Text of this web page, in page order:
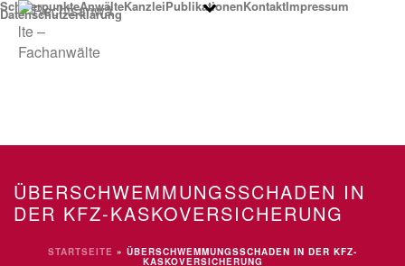
SchwerpunkteAnwälteKanzleiPublikationenKontaktImpressum
Datenschutzerklärung
ÜBERSCHWEMMUNGSSCHADEN IN
DER KFZ-KASKOVERSICHERUNG
STARTSEITE » ÜBERSCHWEMMUNGSSCHADEN IN DER KFZ-
KASKOVERSICHERUNG